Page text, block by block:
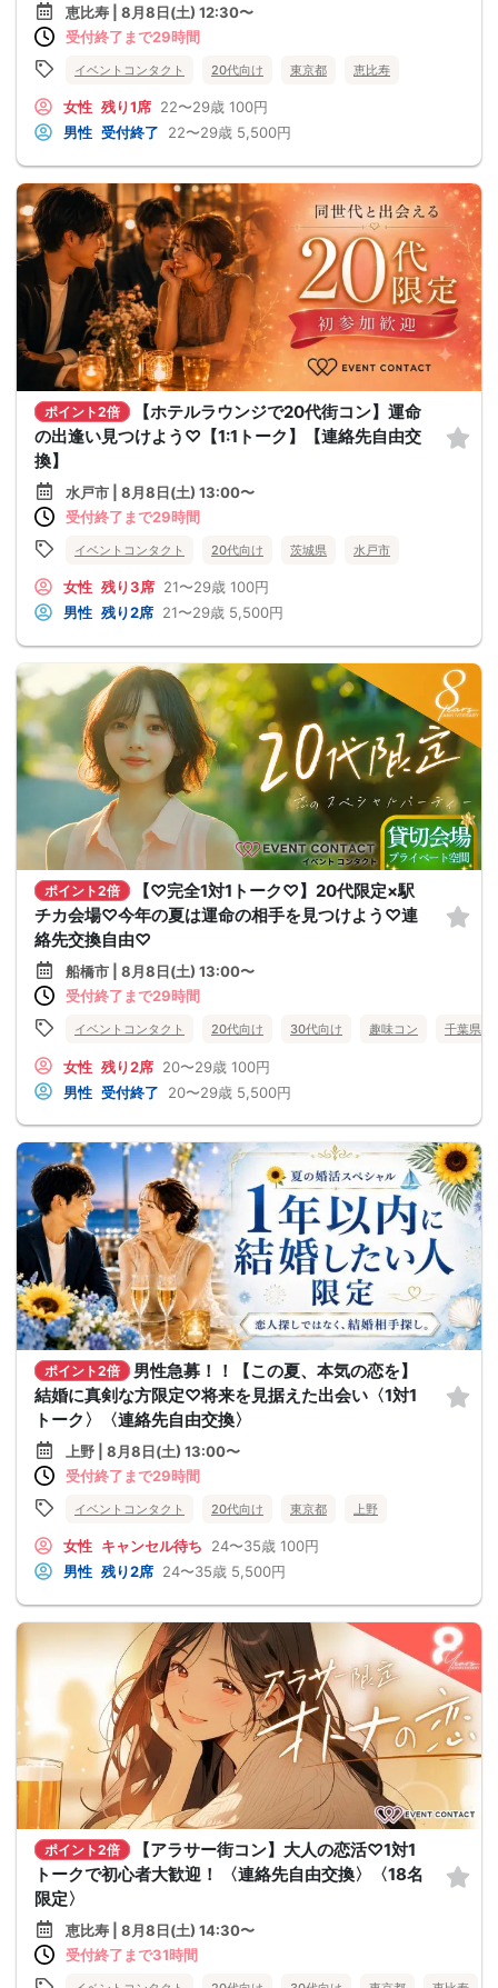
恵比寿 | 8月8日(土) 12:30〜
受付終了まで29時間
イベントコンタクト 20代向け 東京都 恵比寿
女性 残り1席 22〜29歳 100円
男性 受付終了 22〜29歳 5,500円
ポイント2倍
【ホテルラウンジで20代街コン】運命
の出逢い見つけよう♡【1:1トーク】【連絡先自由交
換】
水戸市 | 8月8日(土) 13:00〜
受付終了まで29時間
イベントコンタクト 20代向け 茨城県 水戸市
女性 残り3席 21〜29歳 100円
男性 残り2席 21〜29歳 5,500円
ポイント2倍
【♡完全1対1トーク♡】20代限定×駅
チカ会場♡今年の夏は運命の相手を見つけよう♡連
絡先交換自由♡
船橋市 | 8月8日(土) 13:00〜
受付終了まで29時間
イベントコンタクト 20代向け 30代向け 趣味コン 千葉県
女性 残り2席 20〜29歳 100円
男性 受付終了 20〜29歳 5,500円
ポイント2倍
男性急募！！【この夏、本気の恋を】
結婚に真剣な方限定♡将来を見据えた出会い〈1対1
トーク〉〈連絡先自由交換〉
上野 | 8月8日(土) 13:00〜
受付終了まで29時間
イベントコンタクト 20代向け 東京都 上野
女性 キャンセル待ち 24〜35歳 100円
男性 残り2席 24〜35歳 5,500円
ポイント2倍
【アラサー街コン】大人の恋活♡1対1
トークで初心者大歓迎！ 〈連絡先自由交換〉〈18名
限定〉
恵比寿 | 8月8日(土) 14:30〜
受付終了まで31時間